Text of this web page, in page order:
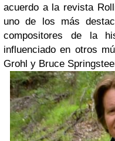
acuerdo a la revista
uno de los más
compositores de la
influenciado en otros
Grohl y Bruce